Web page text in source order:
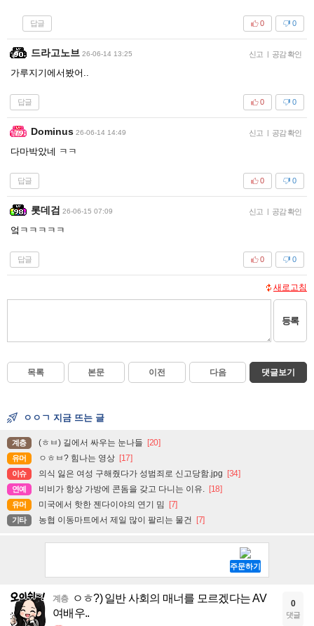
답글 0
0
드라고노브 26-06-14 13:25 신고 | 공감 확인
가루지기에서봤어..
답글 0
0
Dominus 26-06-14 14:49 신고 | 공감 확인
다마박았네 ㅋㅋ
답글 0
0
롯데검 26-06-15 07:09 신고 | 공감 확인
엌ㅋㅋㅋㅋㅋ
답글 0
0
새로고침
등록
목록 본문 이전 다음 댓글보기
ㅇㅇㄱ 지금 뜨는 글
계층 (ㅎㅂ) 길에서 싸우는 눈나들 [20]
유머 ㅇㅎㅂ? 힘나는 영상 [17]
이슈 의식 잃은 여성 구해줬다가 성범죄로 신고당함.jpg [34]
연예 비비가 항상 가방에 콘돔을 갖고 다니는 이유. [18]
유머 미국에서 핫한 젠다이야의 연기 밈 [7]
기타 농협 이동마트에서 제일 많이 팔리는 물건 [7]
계층
ㅇㅎ?) 일반 사회의 매너를 모르겠다는 AV
여배우..
0
댓글